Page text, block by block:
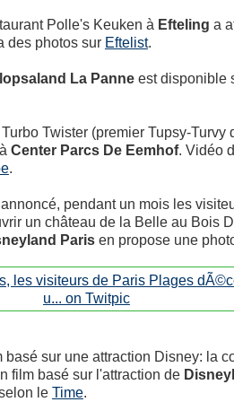
Polle's Keuken à Efteling a
des photos sur Eftelist.
La Panneest disponible
Twister (premier Tupsy-Turvy
Center Parcs De Eemhof. Vidéo
.
pendant un mois les
un château de la Belle au Bois
Parisen propose une
basé sur une attraction Disney: la
film basé sur l'attraction de
le Time.